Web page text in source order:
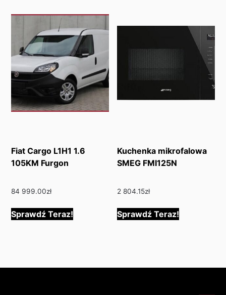
Fiat Cargo L1H1 1.6
105KM Furgon
84 999.00zł
Sprawdź Teraz!
Kuchenka mikrofalowa
SMEG FMI125N
2 804.15zł
Sprawdź Teraz!